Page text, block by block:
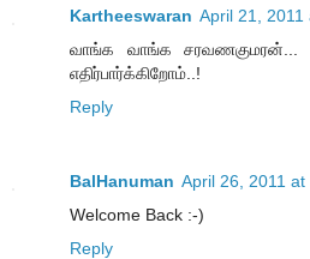
Kartheeswaran April 21, 2011
வாங்க வாங்க சரவணகுமரன்...
எதிர்பார்க்கிறோம்..!
Reply
BalHanuman April 26, 2011 at
Welcome Back :-)
Reply